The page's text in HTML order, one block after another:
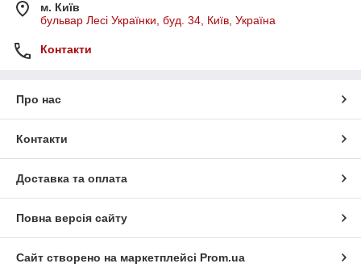
м. Київ
бульвар Лесі Українки, буд. 34, Київ, Україна
Контакти
Про нас
Контакти
Доставка та оплата
Повна версія сайту
Сайт створено на маркетплейсі Prom.ua